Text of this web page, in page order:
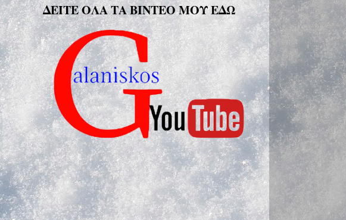
ΔΕΙΤΕ ΟΛΑ ΤΑ ΒΙΝΤΕΟ ΜΟΥ ΕΔΩ